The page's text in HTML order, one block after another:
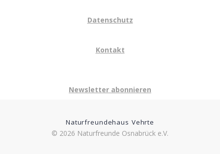
Datenschutz
Kontakt
Newsletter abonnieren
Naturfreundehaus Vehrte
© 2026 Naturfreunde Osnabrück e.V.